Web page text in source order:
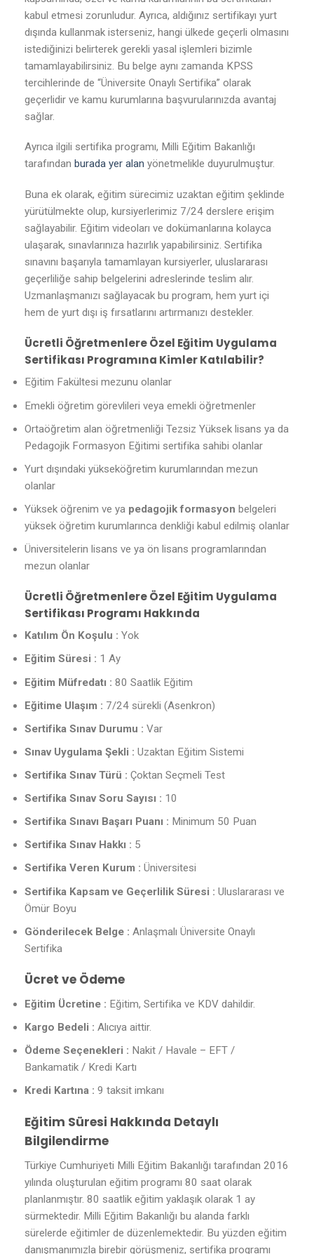
kabul etmesi zorunludur. Ayrıca, aldığınız sertifikayı yurt
dışında kullanmak isterseniz, hangi ülkede geçerli olmasını
istediğinizi belirterek gerekli yasal işlemleri bizimle
tamamlayabilirsiniz. Bu belge aynı zamanda KPSS
tercihlerinde de “Üniversite Onaylı Sertifika” olarak
geçerlidir ve kamu kurumlarına başvurularınızda avantaj
sağlar.
Ayrıca ilgili sertifika programı, Milli Eğitim Bakanlığı
tarafından burada yer alan yönetmelikle duyurulmuştur.
Buna ek olarak, eğitim sürecimiz uzaktan eğitim şeklinde
yürütülmekte olup, kursiyerlerimiz 7/24 derslere erişim
sağlayabilir. Eğitim videoları ve dokümanlarına kolayca
ulaşarak, sınavlarınıza hazırlık yapabilirsiniz. Sertifika
sınavını başarıyla tamamlayan kursiyerler, uluslararası
geçerliliğe sahip belgelerini adreslerinde teslim alır.
Uzmanlaşmanızı sağlayacak bu program, hem yurt içi
hem de yurt dışı iş fırsatlarını artırmanızı destekler.
Ücretli Öğretmenlere Özel Eğitim Uygulama
Sertifikası Programına Kimler Katılabilir?
Eğitim Fakültesi mezunu olanlar
Emekli öğretim görevlileri veya emekli öğretmenler
Ortaöğretim alan öğretmenliği Tezsiz Yüksek lisans ya da
Pedagojik Formasyon Eğitimi sertifika sahibi olanlar
Yurt dışındaki yükseköğretim kurumlarından mezun
olanlar
Yüksek öğrenim ve ya pedagojik formasyon belgeleri
yüksek öğretim kurumlarınca denkliği kabul edilmiş olanlar
Üniversitelerin lisans ve ya ön lisans programlarından
mezun olanlar
Ücretli Öğretmenlere Özel Eğitim Uygulama
Sertifikası Programı Hakkında
Katılım Ön Koşulu : Yok
Eğitim Süresi : 1 Ay
Eğitim Müfredatı : 80 Saatlik Eğitim
Eğitime Ulaşım : 7/24 sürekli (Asenkron)
Sertifika Sınav Durumu : Var
Sınav Uygulama Şekli : Uzaktan Eğitim Sistemi
Sertifika Sınav Türü : Çoktan Seçmeli Test
Sertifika Sınav Soru Sayısı : 10
Sertifika Sınavı Başarı Puanı : Minimum 50 Puan
Sertifika Sınav Hakkı : 5
Sertifika Veren Kurum : Üniversitesi
Sertifika Kapsam ve Geçerlilik Süresi : Uluslararası ve
Ömür Boyu
Gönderilecek Belge : Anlaşmalı Üniversite Onaylı
Sertifika
Ücret ve Ödeme
Eğitim Ücretine : Eğitim, Sertifika ve KDV dahildir.
Kargo Bedeli : Alıcıya aittir.
Ödeme Seçenekleri : Nakit / Havale – EFT /
Bankamatik / Kredi Kartı
Kredi Kartına : 9 taksit imkanı
Eğitim Süresi Hakkında Detaylı
Bilgilendirme
Türkiye Cumhuriyeti Milli Eğitim Bakanlığı tarafından 2016
yılında oluşturulan eğitim programı 80 saat olarak
planlanmıştır. 80 saatlik eğitim yaklaşık olarak 1 ay
sürmektedir. Milli Eğitim Bakanlığı bu alanda farklı
sürelerde eğitimler de düzenlemektedir. Bu yüzden eğitim
danışmanımızla birebir görüşmeniz, sertifika programı